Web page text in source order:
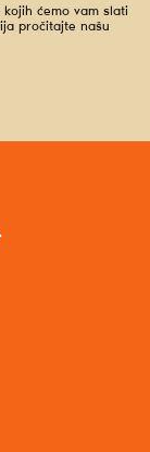
ćemo vam slati
pročitajte našu